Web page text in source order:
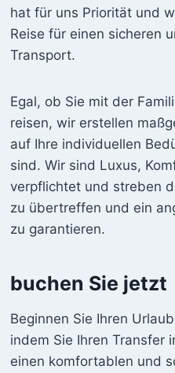
hat für uns Priorität und
Reise für einen sicheren
Transport.
Egal, ob Sie mit der
reisen, wir erstellen
auf Ihre individuellen
sind. Wir sind Luxus,
verpflichtet und streben
zu übertreffen und ein
zu garantieren.
buchen Sie jetzt
Beginnen Sie Ihren
indem Sie Ihren Transfer
einen komfortablen und